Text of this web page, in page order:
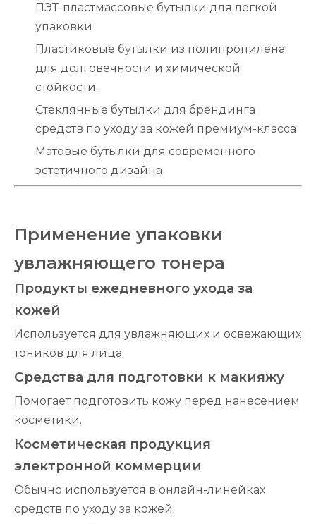
ПЭТ-пластмассовые бутылки для легкой
упаковки
Пластиковые бутылки из полипропилена
для долговечности и химической
стойкости.
Стеклянные бутылки для брендинга
средств по уходу за кожей премиум-класса
Матовые бутылки для современного
эстетичного дизайна
Применение упаковки
увлажняющего тонера
Продукты ежедневного ухода за
кожей
Используется для увлажняющих и освежающих
тоников для лица.
Средства для подготовки к макияжу
Помогает подготовить кожу перед нанесением
косметики.
Косметическая продукция
электронной коммерции
Обычно используется в онлайн-линейках
средств по уходу за кожей.